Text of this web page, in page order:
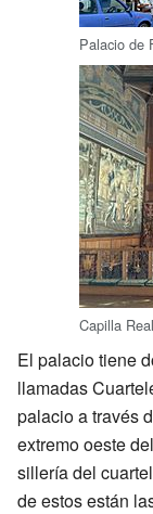
Palacio de
Capilla Real
El palacio tiene
llamadas
palacio a través
extremo oeste
sillería del
de estos están